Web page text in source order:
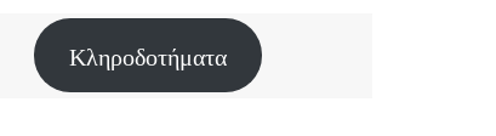
Κληροδοτήματα